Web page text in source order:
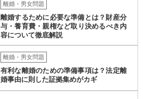
離婚・男女問題
離婚するために必要な準備とは？財産分
与・養育費・親権など取り決めるべき内
容について徹底解説
離婚・男女問題
有利な離婚のための準備事項は？法定離
婚事由に則した証拠集めがカギ